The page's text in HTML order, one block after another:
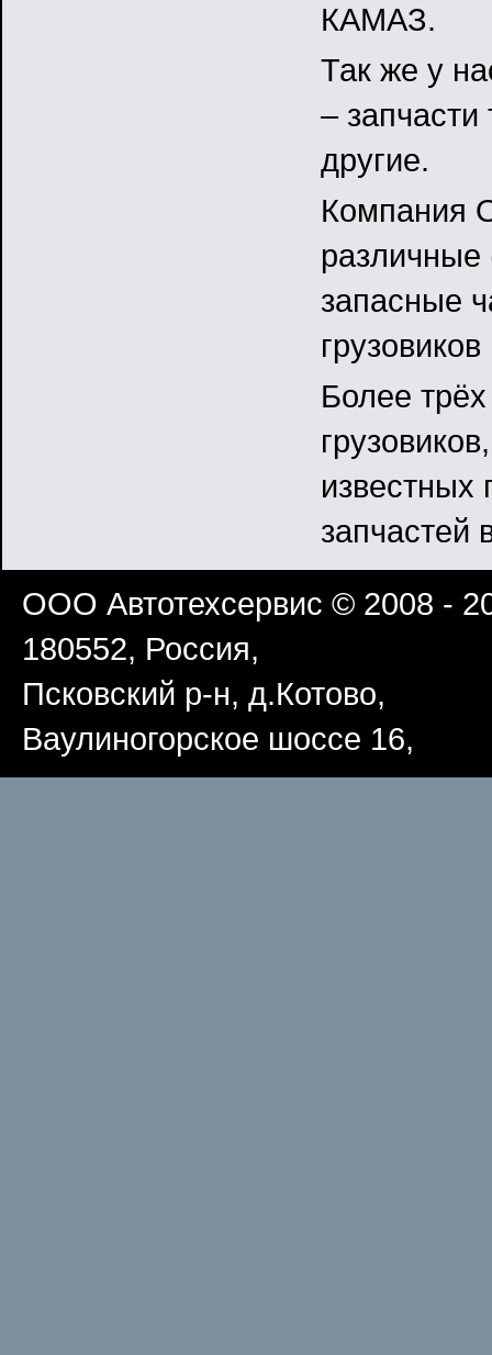
КАМАЗ.
Так же у
–
другие.
Компания
различные
запасные
Более
известных
запчастей
ООО Автотехсервис © 2008 -
180552, Россия,
Псковский р-н, д.Котово,
Ваулиногорское шоссе 16,